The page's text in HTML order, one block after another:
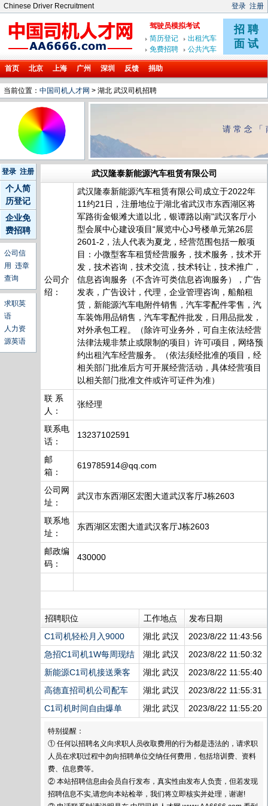
Chinese Driver Recruitment 登录 注册
首页 北京 上海 广州 深圳 反馈 捐助
当前位置： 中国司机人才网 > 湖北 武汉司机招聘
请常念
登录 注册
个人简
历登记
企业免
费招聘
公司信
用 违章
查询
求职英
语
人力资
源英语
武汉隆泰新能源汽车租赁有限公司
公司介
绍：
武汉隆泰新能源汽车租赁有限公司成立于2022年
11约21日，注册地位于湖北省武汉市东西湖区将
军路街金银滩大道以北，银谭路以南"武汉客厅小
型会展中心建设项目“展览中心J号楼单元第26层
2601-2，法人代表为夏龙，经营范围包括一般项
目：小微型客车租赁经营服务，技术服务，技术开
发，技术咨询，技术交流，技术转让，技术推广，
信息咨询服务（不含许可类信息咨询服务），广告
发表，广告设计，代理，企业管理咨询，船舶租
赁，新能源汽车电附件销售，汽车零配件零售，汽
车装饰用品销售，汽车零配件批发，日用品批发，
对外承包工程。（除许可业务外，可自主依法经营
法律法规非禁止或限制的项目）许可i项目，网络预
约出租汽车经营服务。（依法须经批准的项目，经
相关部门批准后方可开展经营活动，具体经营项目
以相关部门批准文件或许可证件为准）
联 系
人：
张经理
联系电
话：
13237102591
邮
箱：
619785914@qq.com
公司网
址：
武汉市东西湖区宏图大道武汉客厅J栋2603
联系地
址：
东西湖区宏图大道武汉客厅J栋2603
邮政编
码：
430000
招聘职位 工作地点
发布日期
C1司机轻松月入9000
湖北 武汉
2023/8/22 11:43:56
急招C1司机1W每周现结
湖北 武汉
2023/8/22 11:50:32
新能源C1司机接送乘客
湖北 武汉
2023/8/22 11:55:40
高德直招司机公司配车
湖北 武汉
2023/8/22 11:55:31
C1司机时间自由爆单
湖北 武汉 2023/8/22 11:55:20
特别提醒：
① 任何以招聘名义向求职人员收取费用的行为都是违法的，请求职
人员在求职过程中勿向招聘单位交纳任何费用，包括培训费、资料
费、信息费等。
② 本站招聘信息由会员自行发布，真实性由发布人负责，但若发现
招聘信息不实,请您向本站检举，我们将立即核实并处理，谢谢!